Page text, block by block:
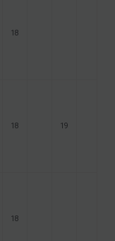
18
18 19
18